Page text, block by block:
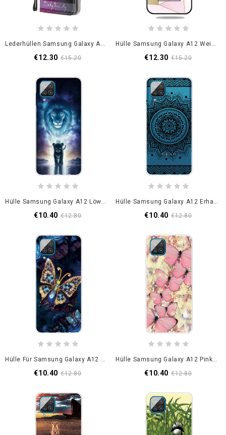
Lederhüllen Samsung Galaxy A12 Handyhülle Libellen Mit Tanga
€12.30 €15.20
Hülle Samsung Galaxy A12 Weiß Stilisierter Marmor
€12.30 €15.20
Hülle Samsung Galaxy A12 Löwenbaby
€10.40 €12.80
Hülle Samsung Galaxy A12 Erhabenes Mandala
€10.40 €12.80
Hülle Für Samsung Galaxy A12 Dunkelblau Luxusschmetterling
€10.40 €12.80
Hülle Samsung Galaxy A12 Pink Königliche Schmetterlinge
€10.40 €12.80